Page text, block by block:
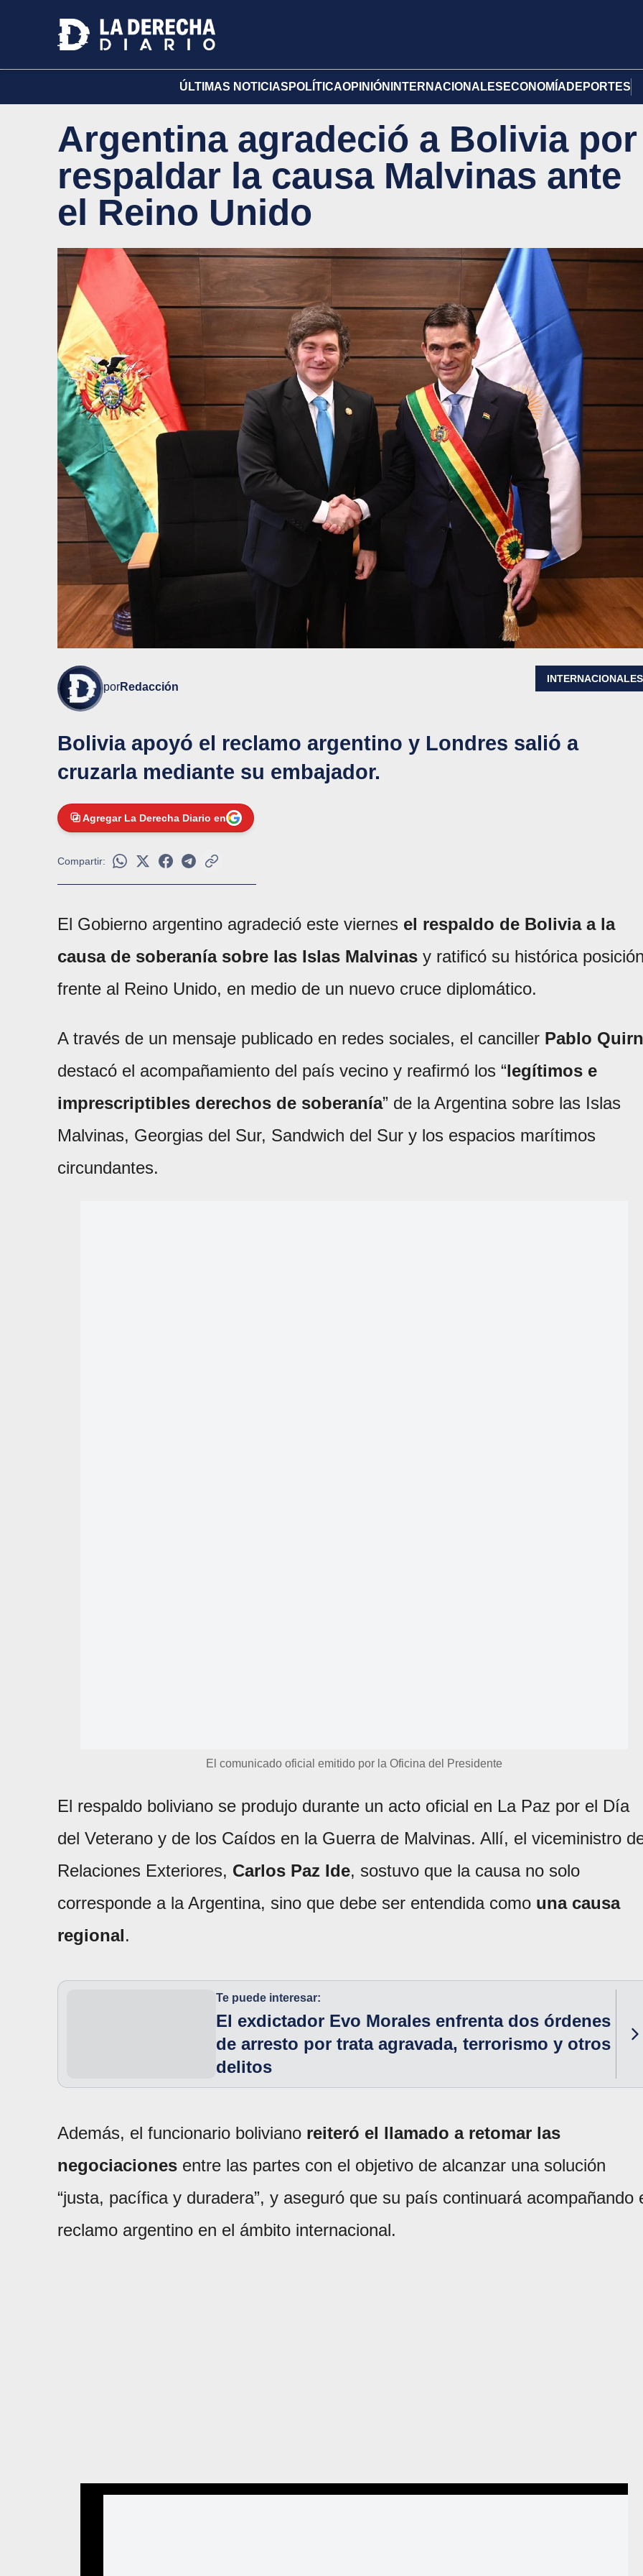
ÚLTIMAS NOTICIAS POLÍTICAOPINIÓN INTERNACIONALES ECONOMÍA DEPORTES
Argentina agradeció a Bolivia por
respaldar la causa Malvinas ante
el Reino Unido
porRedacción
INTERNACIONALES
Bolivia apoyó el reclamo argentino y Londres salió a
cruzarla mediante su embajador.
Agregar La Derecha Diario en
Compartir:
El Gobierno argentino agradeció este viernes el respaldo de Bolivia a la
causa de soberanía sobre las Islas Malvinas y ratificó su histórica
frente al Reino Unido, en medio de un nuevo cruce diplomático.
A través de un mensaje publicado en redes sociales, el canciller Pablo
destacó el acompañamiento del país vecino y reafirmó los “legítimos e
imprescriptibles derechos de soberanía” de la Argentina sobre las Islas
Malvinas, Georgias del Sur, Sandwich del Sur y los espacios marítimos
circundantes.
El comunicado oficial emitido por la Oficina del Presidente
El respaldo boliviano se produjo durante un acto oficial en La Paz por el Día
del Veterano y de los Caídos en la Guerra de Malvinas. Allí, el viceministro
Relaciones Exteriores, Carlos Paz Ide, sostuvo que la causa no solo
corresponde a la Argentina, sino que debe ser entendida como una causa
regional.
Te puede interesar:
El exdictador Evo Morales enfrenta dos órdenes
de arresto por trata agravada, terrorismo y otros
delitos
Además, el funcionario boliviano reiteró el llamado a retomar las
negociaciones entre las partes con el objetivo de alcanzar una solución
“justa, pacífica y duradera”, y aseguró que su país continuará acompañando
reclamo argentino en el ámbito internacional.